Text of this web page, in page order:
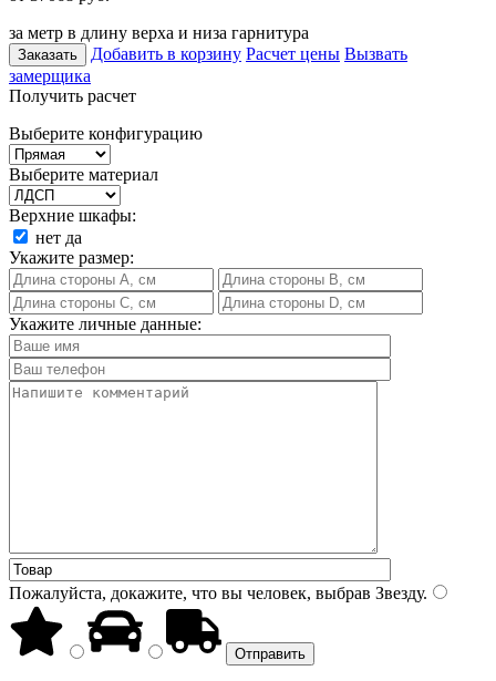
за метр в длину верха и низа гарнитура
Заказать Добавить в корзину Расчет цены Вызвать
замерщика
Получить расчет
Выберите конфигурацию
Выберите материал
Верхние шкафы:
нет да
Укажите размер:
Укажите личные данные:
Пожалуйста, докажите, что вы человек, выбрав Звезду.